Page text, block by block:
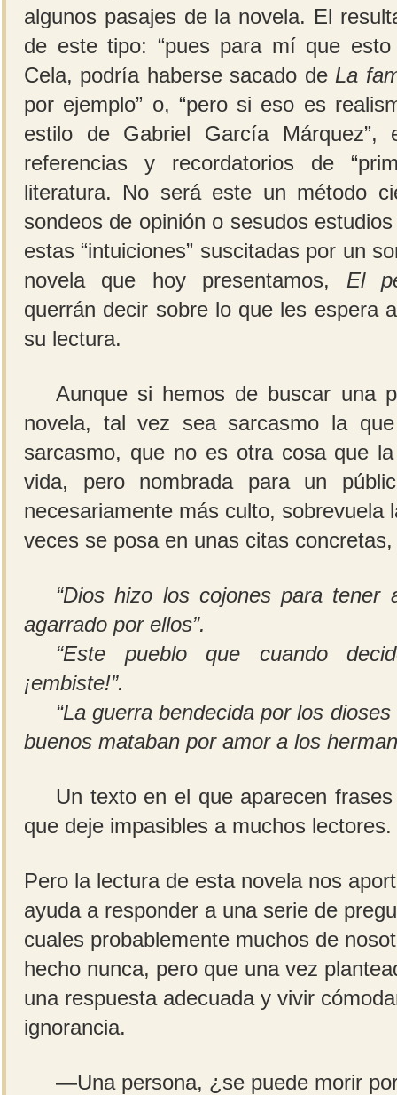
algunos pasajes de la novela. El
de este tipo: “pues para mí que
Cela, podría haberse sacado de La
por ejemplo” o, “pero si eso es
estilo de Gabriel García
referencias y recordatorios de
literatura. No será este un método
sondeos de opinión o sesudos
estas “intuiciones” suscitadas por un
novela que hoy presentamos, El
querrán decir sobre lo que les espera
su lectura.
Aunque si hemos de buscar una
novela, tal vez sea sarcasmo la
sarcasmo, que no es otra cosa que
vida, pero nombrada para un
necesariamente más culto, sobrevuela
veces se posa en unas citas
“Dios hizo los cojones para tener
agarrado por ellos”.
“Este pueblo que cuando
¡embiste!”.
“La guerra bendecida por los
buenos mataban por amor a los
Un texto en el que aparecen
que deje impasibles a muchos lectores.
Pero la lectura de esta novela nos
ayuda a responder a una serie de
cuales probablemente muchos de
hecho nunca, pero que una vez
una respuesta adecuada y vivir
ignorancia.
—Una persona, ¿se puede morir